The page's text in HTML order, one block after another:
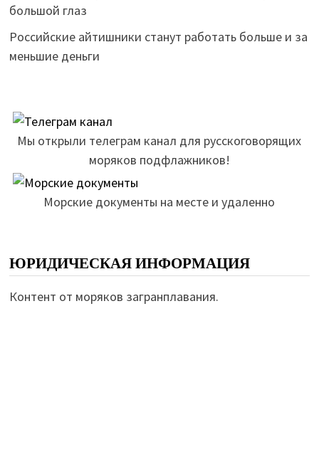
большой глаз
Российские айтишники станут работать больше и за
меньшие деньги
Мы открыли телеграм канал для русскоговорящих
моряков подфлажников!
Морские документы на месте и удаленно
ЮРИДИЧЕСКАЯ ИНФОРМАЦИЯ
Контент от моряков загранплавания.